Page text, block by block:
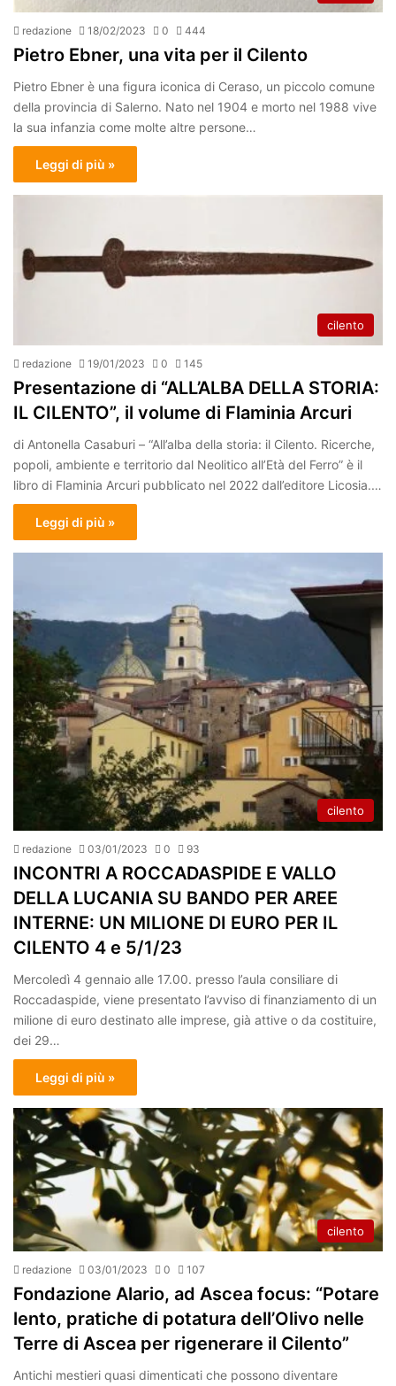
redazione 18/02/2023 0 444
Pietro Ebner, una vita per il Cilento
Pietro Ebner è una figura iconica di Ceraso, un piccolo comune
della provincia di Salerno. Nato nel 1904 e morto nel 1988 vive
la sua infanzia come molte altre persone…
Leggi di più »
cilento
redazione 19/01/2023 0 145
Presentazione di “ALL’ALBA DELLA STORIA:
IL CILENTO”, il volume di Flaminia Arcuri
di Antonella Casaburi – “All’alba della storia: il Cilento. Ricerche,
popoli, ambiente e territorio dal Neolitico all’Età del Ferro” è il
libro di Flaminia Arcuri pubblicato nel 2022 dall’editore Licosia.…
Leggi di più »
cilento
redazione 03/01/2023 0 93
INCONTRI A ROCCADASPIDE E VALLO
DELLA LUCANIA SU BANDO PER AREE
INTERNE: UN MILIONE DI EURO PER IL
CILENTO 4 e 5/1/23
Mercoledì 4 gennaio alle 17.00. presso l’aula consiliare di
Roccadaspide, viene presentato l’avviso di finanziamento di un
milione di euro destinato alle imprese, già attive o da costituire,
dei 29…
Leggi di più »
cilento
redazione 03/01/2023 0 107
Fondazione Alario, ad Ascea focus: “Potare
lento, pratiche di potatura dell’Olivo nelle
Terre di Ascea per rigenerare il Cilento”
Antichi mestieri quasi dimenticati che possono diventare